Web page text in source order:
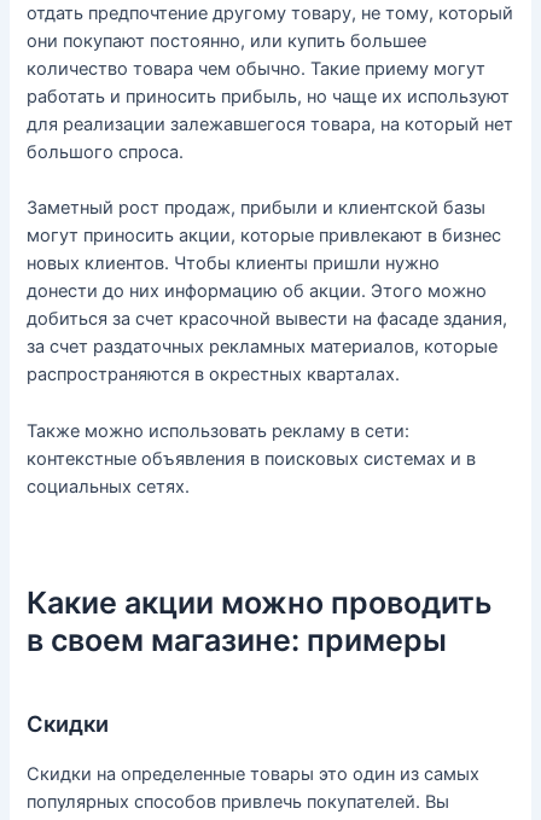
отдать предпочтение другому товару, не тому, который
они покупают постоянно, или купить большее
количество товара чем обычно. Такие приему могут
работать и приносить прибыль, но чаще их используют
для реализации залежавшегося товара, на который нет
большого спроса.
Заметный рост продаж, прибыли и клиентской базы
могут приносить акции, которые привлекают в бизнес
новых клиентов. Чтобы клиенты пришли нужно
донести до них информацию об акции. Этого можно
добиться за счет красочной вывести на фасаде здания,
за счет раздаточных рекламных материалов, которые
распространяются в окрестных кварталах.
Также можно использовать рекламу в сети:
контекстные объявления в поисковых системах и в
социальных сетях.
Какие акции можно проводить
в своем магазине: примеры
Скидки
Скидки на определенные товары это один из самых
популярных способов привлечь покупателей. Вы